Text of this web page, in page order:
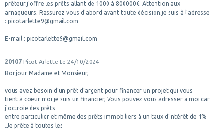
prêteur.j'offre les prêts allant de 1000 à 800000€. Attention aux
arnaqueurs. Rassurez vous d'abord avant toute décision.je suis à l'adresse
: picotarlette9@gmail.com
E-mail : picotarlette9@gmail.com
20107 Picot Arlette Le 24/10/2024
Bonjour Madame et Monsieur,
vous avez besoin d’un prêt d’argent pour financer un projet qui vous
tient à coeur moi je suis un financier, Vous pouvez vous adresser à moi car
j'octroie des prêts
entre particulier et même des prêts immobiliers à un taux d’intérêt de 1%
.Je prête à toutes les